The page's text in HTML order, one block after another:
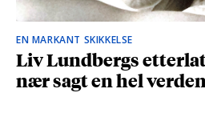
EN MARKANT SKIKKELSE
Liv Lundbergs
nær sagt en hel verden